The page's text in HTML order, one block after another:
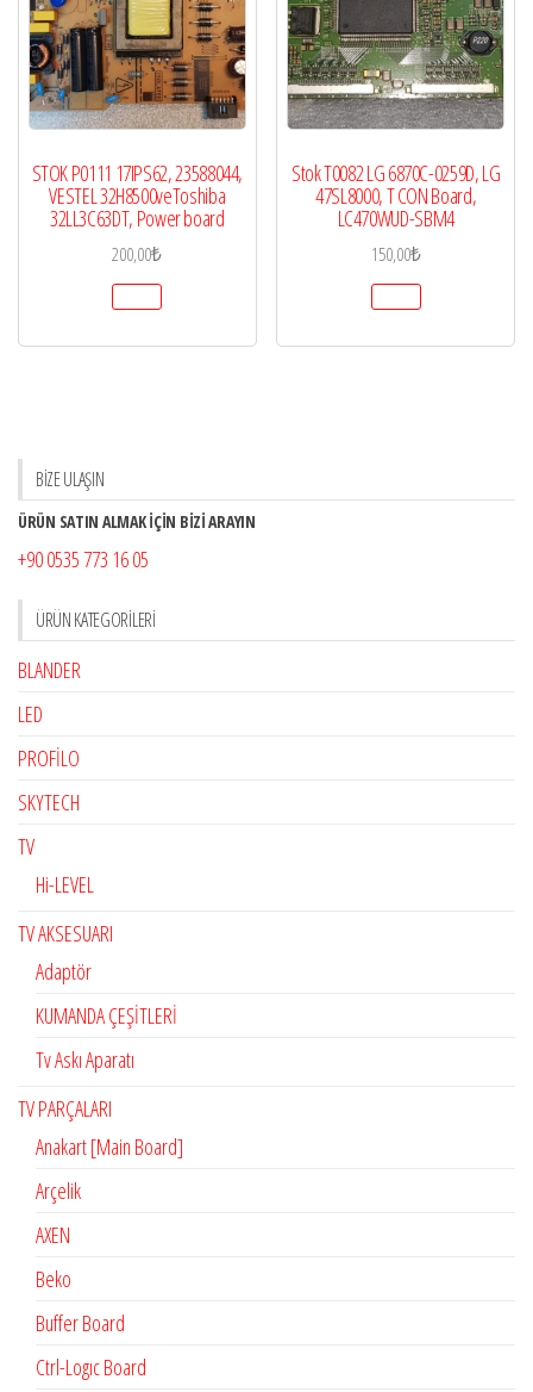
STOK P0111 17IPS62, 23588044,
VESTEL 32H8500veToshiba
32LL3C63DT, Power board
200,00₺
Stok T0082 LG 6870C-0259D, LG
47SL8000, T CON Board,
LC470WUD-SBM4
150,00₺
BİZE ULAŞIN
ÜRÜN SATIN ALMAK İÇİN BİZİ ARAYIN
+90 0535 773 16 05
ÜRÜN KATEGORILERI
BLANDER
LED
PROFİLO
SKYTECH
TV
Hi-LEVEL
TV AKSESUARI
Adaptör
KUMANDA ÇEŞİTLERİ
Tv Askı Aparatı
TV PARÇALARI
Anakart [Main Board]
Arçelik
AXEN
Beko
Buffer Board
Ctrl-Logıc Board